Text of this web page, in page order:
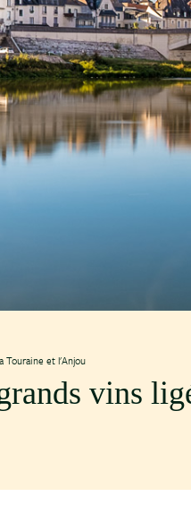
Touraine et l'Anjou
vins